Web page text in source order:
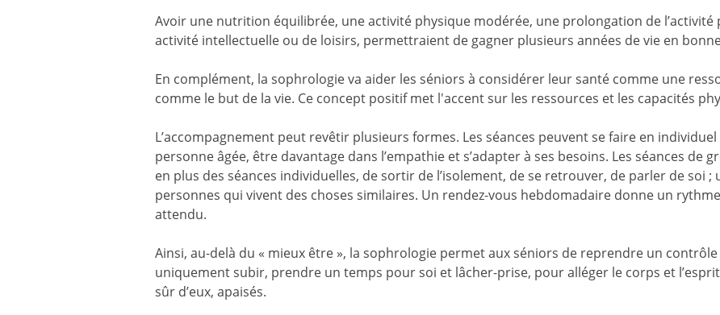
Avoir une nutrition équilibrée, une activité physique modérée, une prolongation de
activité intellectuelle ou de loisirs, permettraient de gagner plusieurs années de vie en
En complément, la sophrologie va aider les séniors à considérer leur santé comme une
comme le but de la vie. Ce concept positif met l'accent sur les ressources et les capacités
L’accompagnement peut revêtir plusieurs formes. Les séances peuvent se faire en
personne âgée, être davantage dans l’empathie et s’adapter à ses besoins. Les séances de
en plus des séances individuelles, de sortir de l’isolement, de se retrouver, de parler de soi
personnes qui vivent des choses similaires. Un rendez-vous hebdomadaire donne un
attendu.
Ainsi, au-delà du « mieux être », la sophrologie permet aux séniors de reprendre un
uniquement subir, prendre un temps pour soi et lâcher-prise, pour alléger le corps et
sûr d’eux, apaisés.